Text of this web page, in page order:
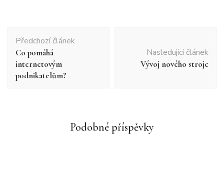
příspěvku
Předchozí článek
Co pomáhá
internetovým
podnikatelům?
Nasledující článek
Vývoj nového stroje
Podobné příspěvky